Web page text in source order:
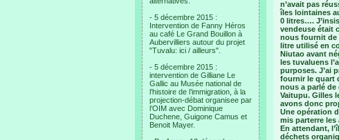
- 5 décembre 2015 :
Intervention de Fanny Héros
au café Le Grand Bouillon à
Aubervilliers autour du projet
"Tuvalu: ici / ailleurs".
- 5 décembre 2015 :
intervention de Gilliane Le
Gallic au Musée national de
l’histoire de l’immigration, à la
projection-débat organisee par
l’OIM avec Dominique
Duchene, Guigone Camus et
Benoit Mayer.
n’avait pas
îles lointaines
0 litres….
vendeuse était
nous fournit de
litre utilisé en
Niutao avant
les tuvaluens
purposes. J’ai
fournir le quart
nous a parlé de
Vaitupu. Gilles
avons donc
Une opération
mis parterre les
En attendant,
déchets